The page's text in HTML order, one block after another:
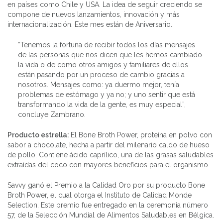
en países como Chile y USA. La idea de seguir creciendo se
compone de nuevos lanzamientos, innovación y más
internacionalización. Este mes están de Aniversario.
“Tenemos la fortuna de recibir todos los días mensajes
de las personas que nos dicen que les hemos cambiado
la vida o de como otros amigos y familiares de ellos
están pasando por un proceso de cambio gracias a
nosotros. Mensajes como: ya duermo mejor, tenía
problemas de estómago y ya no; y uno sentir que está
transformando la vida de la gente, es muy especial”,
concluye Zambrano.
Producto estrella: El Bone Broth Power, proteína en polvo con
sabor a chocolate, hecha a partir del milenario caldo de hueso
de pollo. Contiene ácido caprílico, una de las grasas saludables
extraídas del coco con mayores beneficios para el organismo.
Savvy ganó el Premio a la Calidad Oro por su producto Bone
Broth Power, el cual otorga el Instituto de Calidad Monde
Selection. Este premio fue entregado en la ceremonia número
57, de la Selección Mundial de Alimentos Saludables en Bélgica.